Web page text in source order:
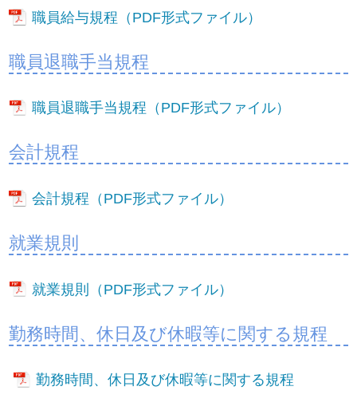
職員給与規程（PDF形式ファイル）
職員退職手当規程
職員退職手当規程（PDF形式ファイル）
会計規程
会計規程（PDF形式ファイル）
就業規則
就業規則（PDF形式ファイル）
勤務時間、休日及び休暇等に関する規程
勤務時間、休日及び休暇等に関する規程